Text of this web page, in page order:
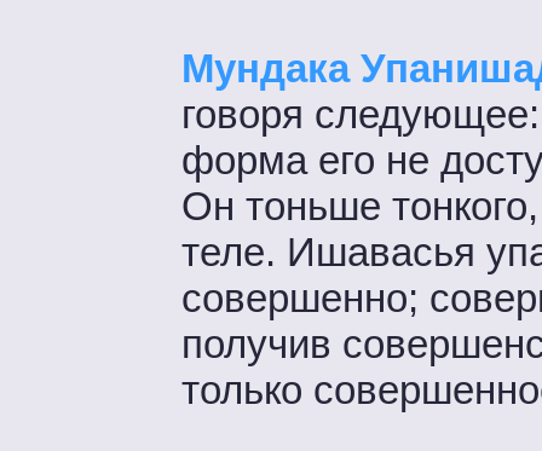
Мундака
говоря
форма его не
Он тоньше
теле. Ишавасья
совершенно;
получив
только